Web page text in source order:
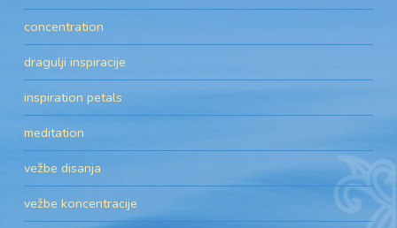
concentration
dragulji inspiracije
inspiration petals
meditation
vežbe disanja
vežbe koncentracije